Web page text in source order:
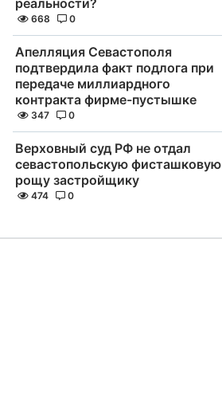
реальности?
668 0
Апелляция Севастополя
подтвердила факт подлога при
передаче миллиардного
контракта фирме-пустышке
347 0
Верховный суд РФ не отдал
севастопольскую фисташковую
рощу застройщику
474 0